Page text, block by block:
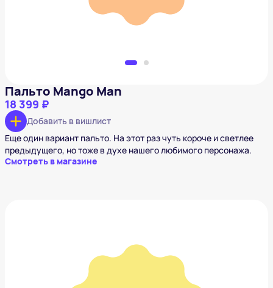
Пальто Mango Man
18 399 ₽
Добавить в вишлист
Еще один вариант пальто. На этот раз чуть короче и светлее
предыдущего, но тоже в духе нашего любимого персонажа.
Смотреть в магазине